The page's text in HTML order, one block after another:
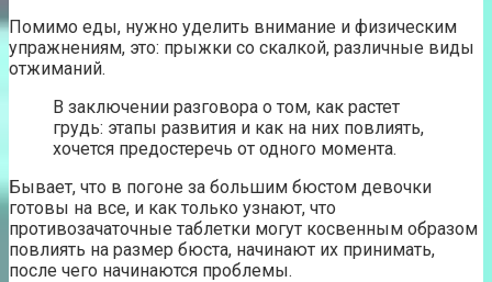
Помимо еды, нужно уделить внимание и физическим
упражнениям, это: прыжки со скалкой, различные виды
отжиманий.
В заключении разговора о том, как растет
грудь: этапы развития и как на них повлиять,
хочется предостеречь от одного момента.
Бывает, что в погоне за большим бюстом девочки
готовы на все, и как только узнают, что
противозачаточные таблетки могут косвенным образом
повлиять на размер бюста, начинают их принимать,
после чего начинаются проблемы.